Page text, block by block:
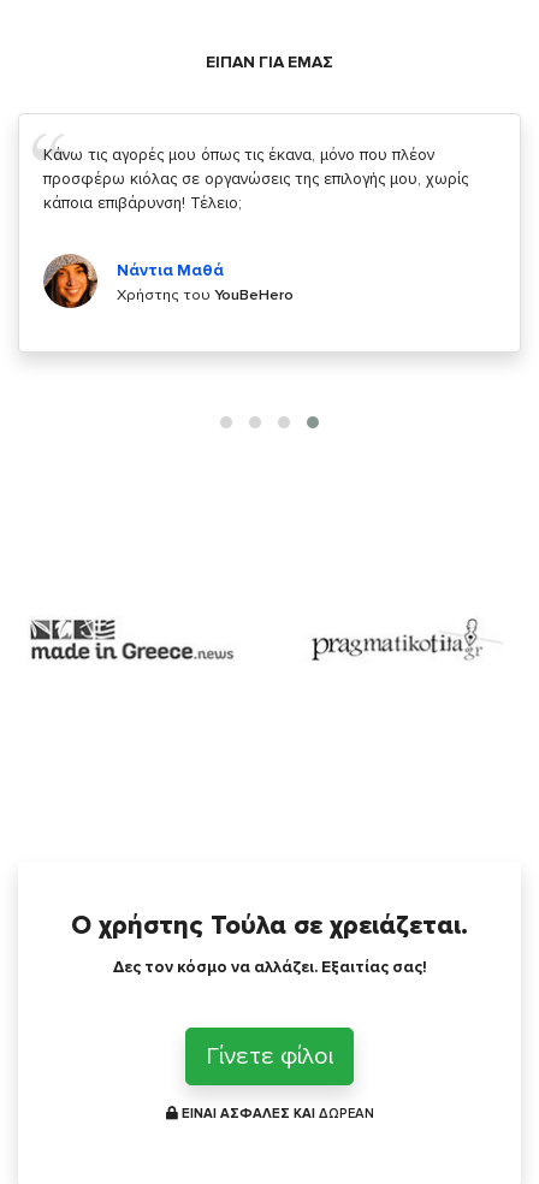
ΕΙΠΑΝ ΓΙΑ ΕΜΑΣ
Σας ευχαριστώ που μας δίνετε την δυνατότητα να κάνουμε
κάτι!
Χρήστης τουYouBeHero
Ο χρήστης Τούλα σε χρειάζεται.
Δες τον κόσμο να αλλάζει. Εξαιτίας σας!
Γίνετε φίλοι
ΕΙΝΑΙ ΑΣΦΑΛΕΣ ΚΑΙ ΔΩΡΕΑΝ